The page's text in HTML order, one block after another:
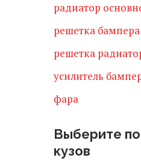
радиатор
решетка бампера
решетка
усилитель
фара
Выберите
кузов